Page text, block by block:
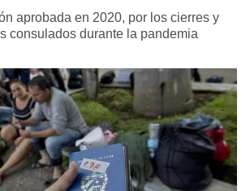
aprobada en 2020, por los cierres y
consulados durante la pandemia